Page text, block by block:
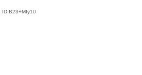
ID:B23+Mfy10